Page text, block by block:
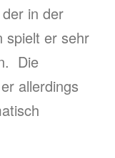
in der
spielt er sehr
Die
allerdings